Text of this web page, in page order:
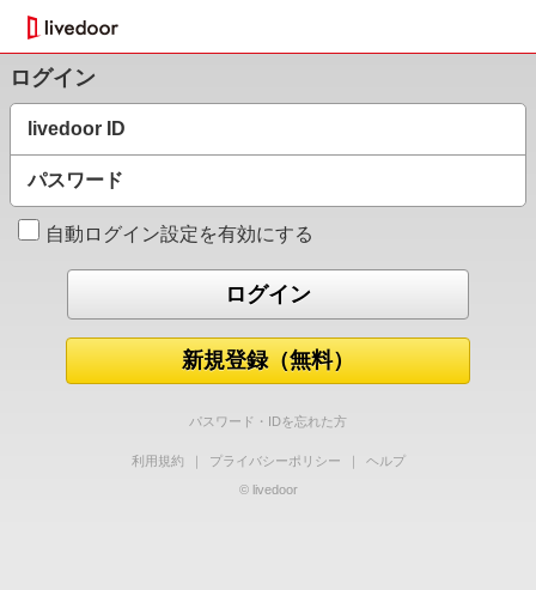
ログイン
livedoor ID
パスワード
自動ログイン設定を有効にする
新規登録（無料）
パスワード・IDを忘れた方
利用規約 ｜ プライバシーポリシー ｜
ヘルプ
© livedoor